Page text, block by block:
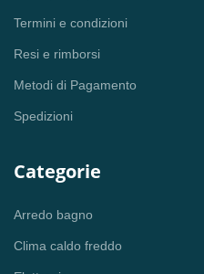
Termini e condizioni
Resi e rimborsi
Metodi di Pagamento
Spedizioni
Categorie
Arredo bagno
Clima caldo freddo